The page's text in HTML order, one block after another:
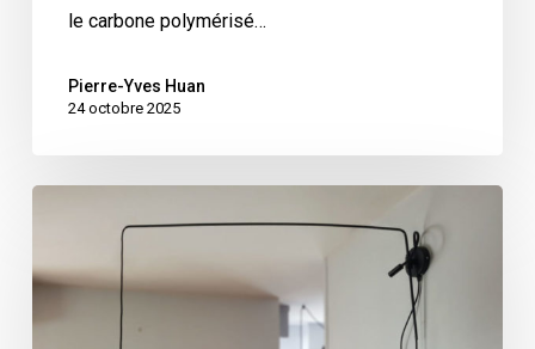
le carbone polymérisé…
Pierre-Yves Huan
24 octobre 2025